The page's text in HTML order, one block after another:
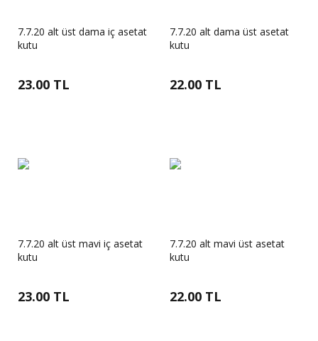
7.7.20 alt üst dama iç asetat
kutu
23.00 TL
7.7.20 alt dama üst asetat
kutu
22.00 TL
7.7.20 alt üst mavi iç asetat
kutu
23.00 TL
7.7.20 alt mavi üst asetat
kutu
22.00 TL